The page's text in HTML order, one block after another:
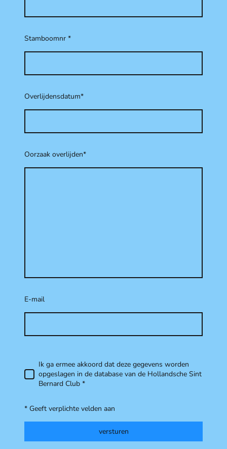
Stamboomnr *
Overlijdensdatum*
Oorzaak overlijden*
E-mail
Ik ga ermee akkoord dat deze gegevens worden
opgeslagen in de database van de Hollandsche Sint
Bernard Club *
* Geeft verplichte velden aan
versturen